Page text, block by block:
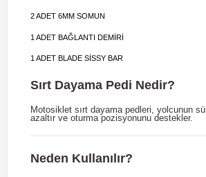
2 ADET 6MM SOMUN
1 ADET BAĞLANTI DEMİRİ
1 ADET BLADE SİSSY BAR
Sırt Dayama Pedi Nedir?
Motosiklet sırt dayama pedleri, yolcunun
azaltır ve oturma pozisyonunu destekler.
Neden Kullanılır?